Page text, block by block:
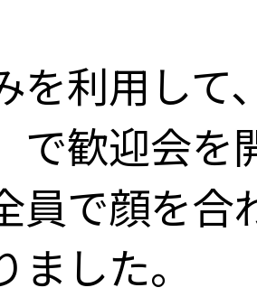
を利用して
で歓迎会を
員で顔を合
した。